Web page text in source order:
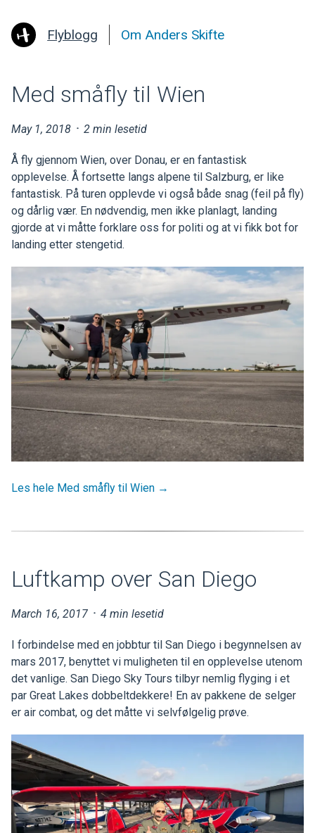
Flyblogg Om Anders Skifte
Med småfly til Wien
May 1, 2018 · 2 min lesetid
Å fly gjennom Wien, over Donau, er en fantastisk
opplevelse. Å fortsette langs alpene til Salzburg, er like
fantastisk. På turen opplevde vi også både snag (feil på fly)
og dårlig vær. En nødvendig, men ikke planlagt, landing
gjorde at vi måtte forklare oss for politi og at vi fikk bot for
landing etter stengetid.
Les hele Med småfly til Wien →
Luftkamp over San Diego
March 16, 2017 · 4 min lesetid
I forbindelse med en jobbtur til San Diego i begynnelsen av
mars 2017, benyttet vi muligheten til en opplevelse utenom
det vanlige. San Diego Sky Tours tilbyr nemlig flyging i et
par Great Lakes dobbeltdekkere! En av pakkene de selger
er air combat, og det måtte vi selvfølgelig prøve.